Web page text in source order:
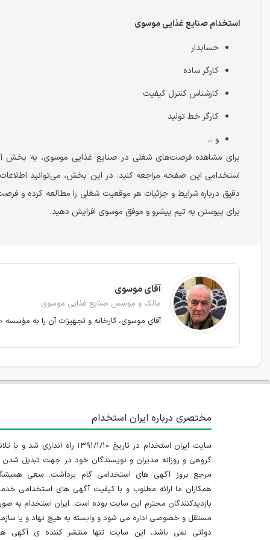
استخدام صنایع غذایی موسوی
حسابدار
کارگر ساده
کارشناس کنترل کیفیت
کارگر خط تولید
و ...
برای مشاهده فرصت‌های شغلی در صنایع غذایی موسوی، به بخش
استخدامی این صفحه مراجعه کنید. در این بخش، می‌توانید
دقیق درباره شرایط و جزئیات هر موقعیت شغلی را مطالعه کرده و
برای پیوستن به تیم پیشرو و موفق موسوی افزایش دهید.
آقای موسوی
مالک و موسس صنایع غذایی موسوی
آقای موسوی، کارخانه و تجهیزات آن را به مؤسسه
مختصری درباره ایران استخدام
سایت ایران استخدام در تاریخ ۱۳۹۱/۱/۱۰ راه اندازی شد و
گروهی و روزانه مدیران و نویسندگان خود در جهت تبدیل شدن
مرجع بروز آگهی های استخدامی گام برداشت. سعی
همکاران ما ارائه مطلوب و با کیفیت آگهی های استخدامی
بازدیدکنندگان محترم این سایت بوده است. ایران استخدام به
مستقل و خصوصی اداره می شود و وابسته به هیچ نهاد و یا
دولتی نمی باشد، این سایت تنها منتشر کننده ی آگهی